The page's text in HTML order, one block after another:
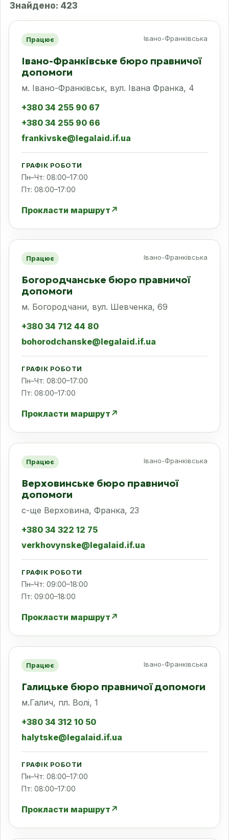
Знайдено: 423
Працює Івано-Франківська
Івано-Франківське бюро правничої
допомоги
м. Івано-Франківськ, вул. Івана Франка, 4
+380 34 255 90 67
+380 34 255 90 66
frankivske@legalaid.if.ua
ГРАФІК РОБОТИ
Пн–Чт: 08:00–17:00
Пт: 08:00–17:00
Прокласти маршрут ↗
Працює Івано-Франківська
Богородчанське бюро правничої
допомоги
м. Богородчани, вул. Шевченка, 69
+380 34 712 44 80
bohorodchanske@legalaid.if.ua
ГРАФІК РОБОТИ
Пн–Чт: 08:00–17:00
Пт: 08:00–17:00
Прокласти маршрут ↗
Працює Івано-Франківська
Верховинське бюро правничої
допомоги
с-ще Верховина, Франка, 23
+380 34 322 12 75
verkhovynske@legalaid.if.ua
ГРАФІК РОБОТИ
Пн–Чт: 09:00–18:00
Пт: 09:00–18:00
Прокласти маршрут ↗
Працює Івано-Франківська
Галицьке бюро правничої допомоги
м.Галич, пл. Волі, 1
+380 34 312 10 50
halytske@legalaid.if.ua
ГРАФІК РОБОТИ
Пн–Чт: 08:00–17:00
Пт: 08:00–17:00
Прокласти маршрут ↗